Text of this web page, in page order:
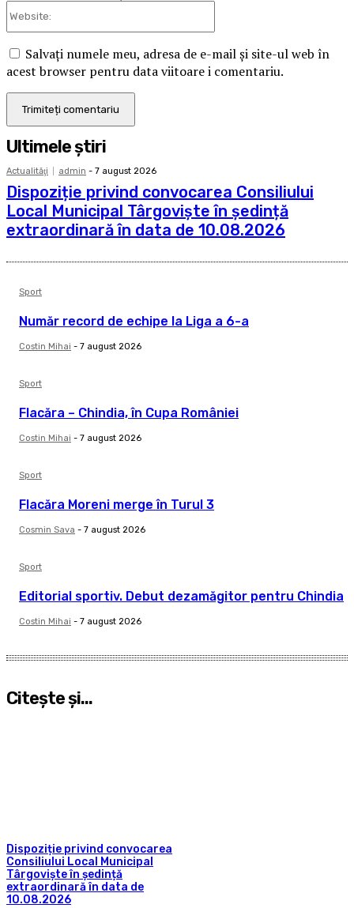
Salvați numele meu, adresa de e-mail și site-ul web în
acest browser pentru data viitoare i comentariu.
Ultimele ştiri
Actualităţi admin - 7 august 2026
Dispoziție privind convocarea Consiliului
Local Municipal Târgoviște în ședință
extraordinară în data de 10.08.2026
Sport
Număr record de echipe la Liga a 6-a
Costin Mihai - 7 august 2026
Sport
Flacăra – Chindia, în Cupa României
Costin Mihai - 7 august 2026
Sport
Flacăra Moreni merge în Turul 3
Cosmin Sava - 7 august 2026
Sport
Editorial sportiv. Debut dezamăgitor pentru Chindia
Costin Mihai - 7 august 2026
Citeşte şi...
Dispoziție privind convocarea
Consiliului Local Municipal
Târgoviște în ședință
extraordinară în data de
10.08.2026